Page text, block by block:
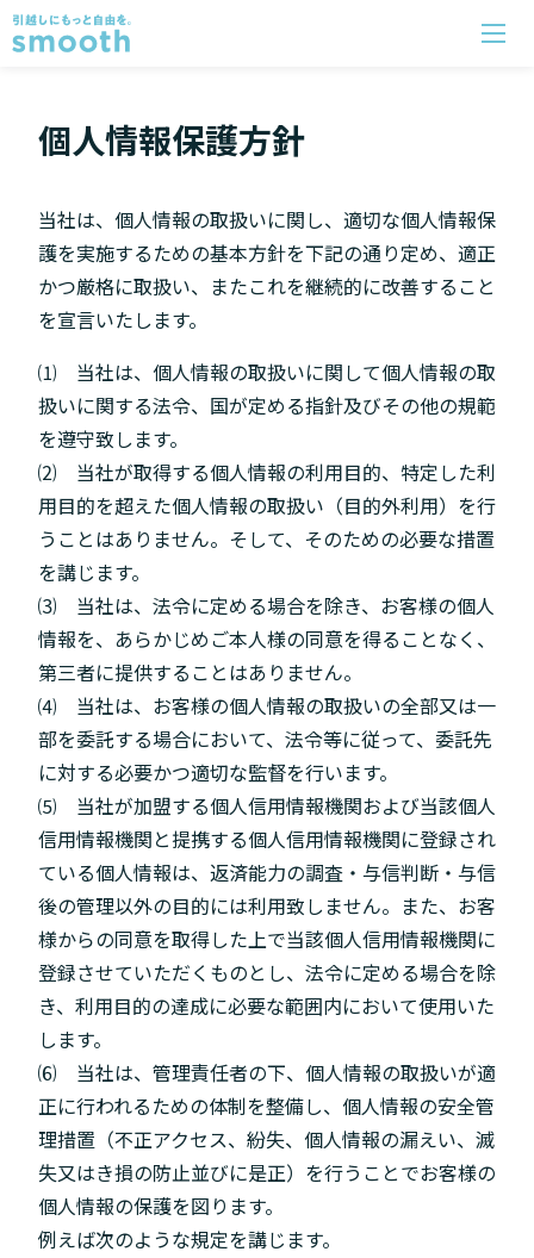
個人情報保護方針
当社は、個人情報の取扱いに関し、適切な個人情報保
護を実施するための基本方針を下記の通り定め、適正
かつ厳格に取扱い、またこれを継続的に改善すること
を宣言いたします。
⑴ 当社は、個人情報の取扱いに関して個人情報の取
扱いに関する法令、国が定める指針及びその他の規範
を遵守致します。
⑵ 当社が取得する個人情報の利用目的、特定した利
用目的を超えた個人情報の取扱い（目的外利用）を行
うことはありません。そして、そのための必要な措置
を講じます。
⑶ 当社は、法令に定める場合を除き、お客様の個人
情報を、あらかじめご本人様の同意を得ることなく、
第三者に提供することはありません。
⑷ 当社は、お客様の個人情報の取扱いの全部又は一
部を委託する場合において、法令等に従って、委託先
に対する必要かつ適切な監督を行います。
⑸ 当社が加盟する個人信用情報機関および当該個人
信用情報機関と提携する個人信用情報機関に登録され
ている個人情報は、返済能力の調査・与信判断・与信
後の管理以外の目的には利用致しません。また、お客
様からの同意を取得した上で当該個人信用情報機関に
登録させていただくものとし、法令に定める場合を除
き、利用目的の達成に必要な範囲内において使用いた
します。
⑹ 当社は、管理責任者の下、個人情報の取扱いが適
正に行われるための体制を整備し、個人情報の安全管
理措置（不正アクセス、紛失、個人情報の漏えい、滅
失又はき損の防止並びに是正）を行うことでお客様の
個人情報の保護を図ります。
例えば次のような規定を講じます。